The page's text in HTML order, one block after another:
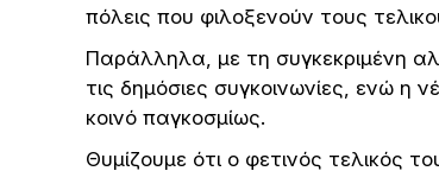
πόλεις που φιλοξενούν τους
Παράλληλα, με τη συγκεκριμένη
τις δημόσιες συγκοινωνίες, ενώ
κοινό παγκοσμίως.
Θυμίζουμε ότι ο φετινός τελικός